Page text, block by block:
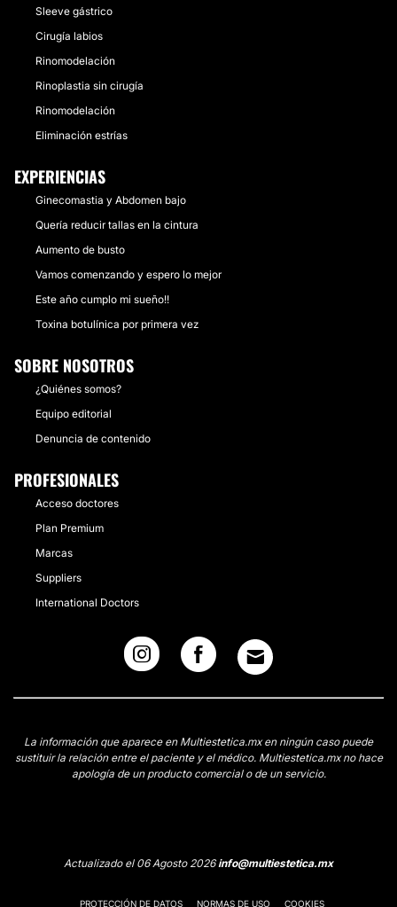
Sleeve gástrico
Cirugía labios
Rinomodelación
Rinoplastia sin cirugía
Rinomodelación
Eliminación estrías
EXPERIENCIAS
Ginecomastia y Abdomen bajo
Quería reducir tallas en la cintura
Aumento de busto
Vamos comenzando y espero lo mejor
Este año cumplo mi sueño!!
Toxina botulínica por primera vez
SOBRE NOSOTROS
¿Quiénes somos?
Equipo editorial
Denuncia de contenido
PROFESIONALES
Acceso doctores
Plan Premium
Marcas
Suppliers
International Doctors
La información que aparece en Multiestetica.mx en ningún caso puede
sustituir la relación entre el paciente y el médico. Multiestetica.mx no hace
apología de un producto comercial o de un servicio.
Actualizado el 06 Agosto 2026info@multiestetica.mx
PROTECCIÓN DE DATOS NORMAS DE USO COOKIES